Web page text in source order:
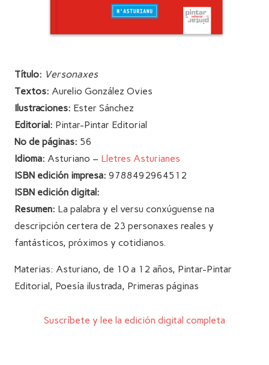
Título: Versonaxes
Textos: Aurelio González Ovies
Ilustraciones: Ester Sánchez
Editorial: Pintar-Pintar Editorial
Nº de páginas: 56
Idioma: Asturiano – Lletres Asturianes
ISBN edición impresa: 9788492964512
ISBN edición digital:
Resumen: La palabra y el versu conxúguense na
descripción certera de 23 personaxes reales y
fantásticos, próximos y cotidianos.
Materias: Asturiano, de 10 a 12 años, Pintar-Pintar
Editorial, Poesía ilustrada, Primeras páginas
Suscríbete y lee la edición digital completa